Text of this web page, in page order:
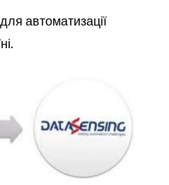
автоматизації